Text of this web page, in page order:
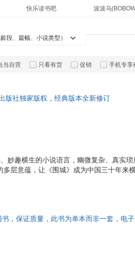
服装
箱包皮具
汽车用品
手机通讯
英文原版书 农业/林业
中南大学出版社
朱光潜 夏目漱石
快乐读书吧 波波乌
段、篇幅、小说类型）
当自营 只看有货 促销 手机专享
版社独家版权，经典版本全新修订
妙趣横生的小说语言，幽微复杂、真实琐
层意蕴，让《围城》成为中国三十年来
，保证质量，此书为单本而非一套，电子